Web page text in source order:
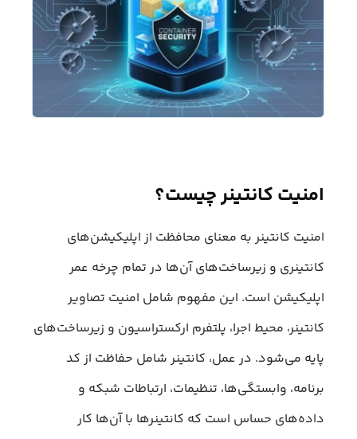
امنیت کانتینر چیست؟
امنیت کانتینر به معنای محافظت از اپلیکیشن‌های
کانتینری و زیرساخت‌های آن‌ها در تمام چرخه عمر
اپلیکیشن است. این مفهوم شامل امنیت تصاویر
کانتینر، محیط اجرا، پلتفرم ارکستراسیون و زیرساخت‌های
پایه می‌شود. در عمل، کانتینر شامل حفاظت از کد
برنامه، وابستگی‌ها، تنظیمات، ارتباطات شبکه و
داده‌های حساس است که کانتینرها با آن‌ها کار